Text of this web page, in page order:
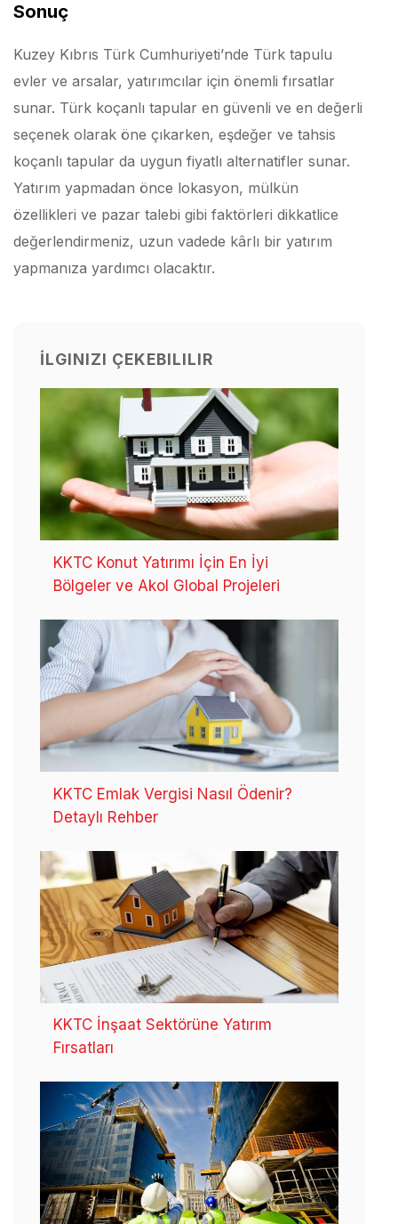
Sonuç
Kuzey Kıbrıs Türk Cumhuriyeti’nde Türk tapulu
evler ve arsalar, yatırımcılar için önemli fırsatlar
sunar. Türk koçanlı tapular en güvenli ve en değerli
seçenek olarak öne çıkarken, eşdeğer ve tahsis
koçanlı tapular da uygun fiyatlı alternatifler sunar.
Yatırım yapmadan önce lokasyon, mülkün
özellikleri ve pazar talebi gibi faktörleri dikkatlice
değerlendirmeniz, uzun vadede kârlı bir yatırım
yapmanıza yardımcı olacaktır.
İLGINIZI ÇEKEBILILIR
KKTC Konut Yatırımı İçin En İyi
Bölgeler ve Akol Global Projeleri
KKTC Emlak Vergisi Nasıl Ödenir?
Detaylı Rehber
KKTC İnşaat Sektörüne Yatırım
Fırsatları